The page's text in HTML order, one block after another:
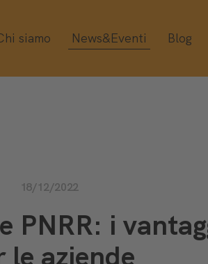
siamo News&Eventi Blog
18/12/2022
PNRR: i
le aziende